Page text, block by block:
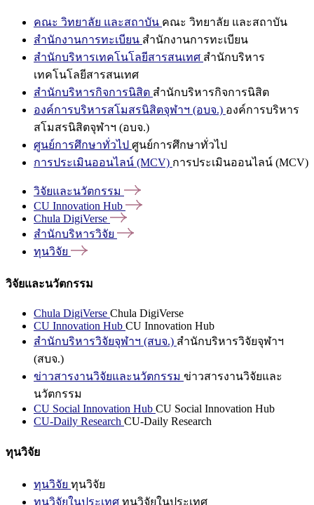
คณะ วิทยาลัย และสถาบัน คณะ วิทยาลัย และสถาบัน
สำนักงานการทะเบียน สำนักงานการทะเบียน
สำนักบริหารเทคโนโลยีสารสนเทศ สำนักบริหาร
เทคโนโลยีสารสนเทศ
สำนักบริหารกิจการนิสิต สำนักบริหารกิจการนิสิต
องค์การบริหารสโมสรนิสิตจุฬาฯ (อบจ.) องค์การบริหาร
สโมสรนิสิตจุฬาฯ (อบจ.)
ศูนย์การศึกษาทั่วไป ศูนย์การศึกษาทั่วไป
การประเมินออนไลน์ (MCV) การประเมินออนไลน์ (MCV)
วิจัยและนวัตกรรม
CU Innovation Hub
Chula DigiVerse
สำนักบริหารวิจัย
ทุนวิจัย
วิจัยและนวัตกรรม
Chula DigiVerse Chula DigiVerse
CU Innovation Hub CU Innovation Hub
สำนักบริหารวิจัยจุฬาฯ (สบจ.) สำนักบริหารวิจัยจุฬาฯ
(สบจ.)
ข่าวสารงานวิจัยและนวัตกรรม ข่าวสารงานวิจัยและ
นวัตกรรม
CU Social Innovation Hub CU Social Innovation Hub
CU-Daily Research CU-Daily Research
ทุนวิจัย
ทุนวิจัย ทุนวิจัย
ทุนวิจัยในประเทศ ทุนวิจัยในประเทศ